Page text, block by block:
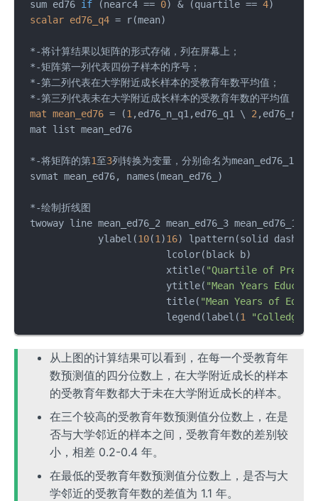
sum ed76 if (nearc4 == 0) & (quartile == 4)
scalar ed76_q4 = r(mean)
*-将计算结果以矩阵的形式存储，列在屏幕上；
*-矩阵第一列代表四份子样本的序号；
*-第二列代表在大学附近成长样本的受教育年数平均值；
*-第三列代表未在大学附近成长样本的受教育年数的平均值
mat mean_ed76 = (1 ,ed76_n_q1,ed76_q1 \ 2
mat list mean_ed76
*-将矩阵的第1至3列转换为变量，分别命名为mean_ed76_1，
svmat mean_ed76, names(mean_ed76_)
*-绘制折线图
twoway line mean_ed76_2 mean_ed76_3
             ylabel(
10(1 )16) lpattern(solid
			 xtitle(
"Quartile of
			 ytitle(
"Mean Years
			 title(
"Mean Years of
			 legend(label(
1 "Colledge
从上图的计算结果可以看到，在每一个受教育年
数预测值的四分位数上，在大学附近成长的样本
的受教育年数都大于未在大学附近成长的样本。
在三个较高的受教育年数预测值分位数上，在是
否与大学邻近的样本之间，受教育年数的差别较
小，相差 0.2-0.4 年。
在最低的受教育年数预测值分位数上，是否与大
学邻近的受教育年数的差值为 1.1 年。